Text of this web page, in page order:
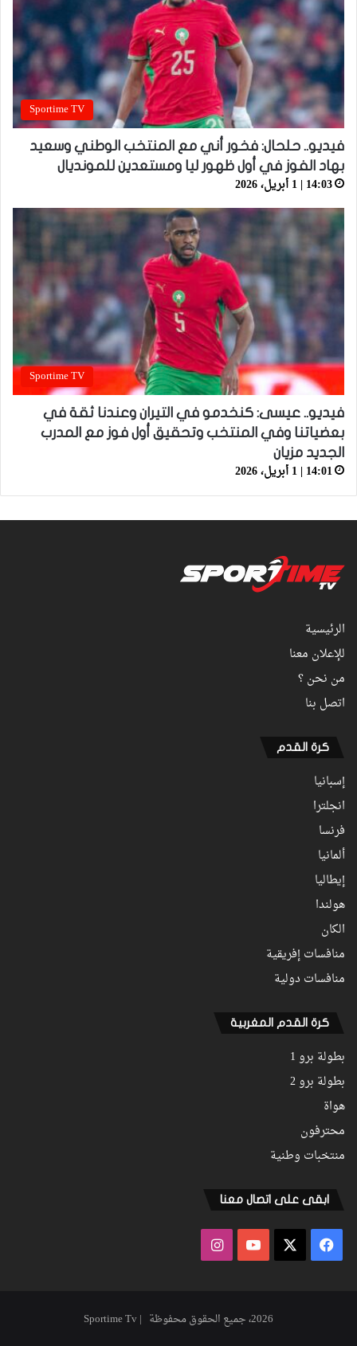
Sportime TV
فيديو.. حلحال: فخور أني مع المنتخب الوطني وسعيد
بهاد الفوز في أول ظهور ليا ومستعدين للمونديال
14:03 | 1 أبريل، 2026
Sportime TV
فيديو.. عيسى: كنخدمو في التيران وعندنا ثقة في
بعضياتنا وفي المنتخب وتحقيق أول فوز مع المدرب
الجديد مزيان
14:01 | 1 أبريل، 2026
الرئيسية
للإعلان معنا
من نحن ؟
اتصل بنا
كرة القدم
إسبانيا
انجلترا
فرنسا
ألمانيا
إيطاليا
هولندا
الكان
منافسات إفريقية
منافسات دولية
كرة القدم المغربية
بطولة برو 1
بطولة برو 2
هواة
محترفون
منتخبات وطنية
ابقى على اتصال معنا
فيسبوك ‫YouTubeانستقرام
2026، جميع الحقوق محفوظة | Sportime Tv